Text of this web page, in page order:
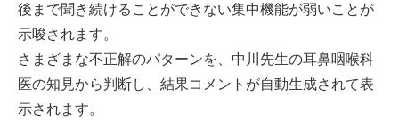
後まで聞き続けることができない集中機能が弱いことが
示唆されます。
さまざまな不正解のパターンを、中川先生の耳鼻咽喉科
医の知見から判断し、結果コメントが自動生成されて表
示されます。